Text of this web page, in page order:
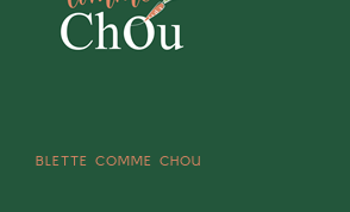
BLETTE COMME CHOU